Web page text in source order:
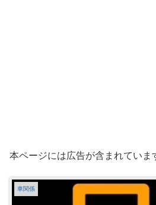
本ページには広告が含まれていま
車関係